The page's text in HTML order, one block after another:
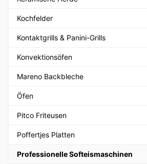
Kochfelder
Kontaktgrills & Panini-Grills
Konvektionsöfen
Mareno Backbleche
Öfen
Pitco Friteusen
Poffertjes Platten
Professionelle Softeismaschinen